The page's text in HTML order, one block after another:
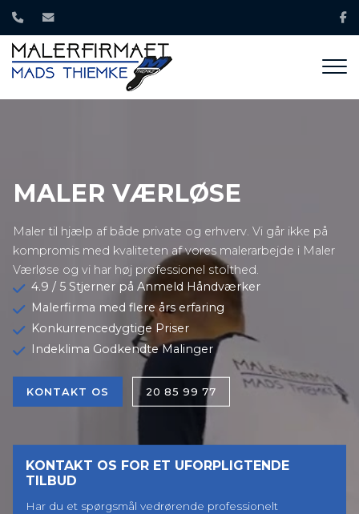
Gå
hovedindhold
MALER VÆRLØSE
Maler til hjælp af både private og erhverv. Vi går ikke på
kompromis med kvaliteten af vores malerarbejde i Maler
Værløse og vi har høj professionel stolthed.
4.9 / 5 Stjerner på Anmeld Håndværker
Malerfirma med flere års erfaring
Konkurrencedygtige Priser
Indeklima Godkendte Malinger
KONTAKT OS 20 85 99 77
KONTAKT OS FOR ET UFORPLIGTENDE
TILBUD
Har du et spørgsmål vedrørende professionelt